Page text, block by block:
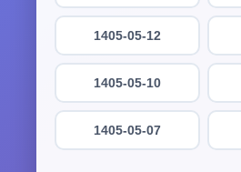
1405-05-12
1405-05-10
1405-05-07